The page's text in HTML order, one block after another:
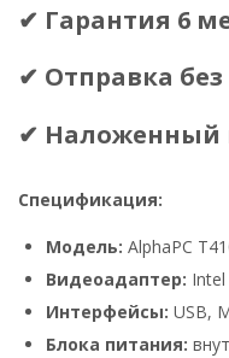
✔ Гарантия 6
✔ Отправка
✔ Наложенный
Спецификация:
Модель: AlphaPC
Видеоадаптер:
Интерфейсы: USB,
Блока питания: